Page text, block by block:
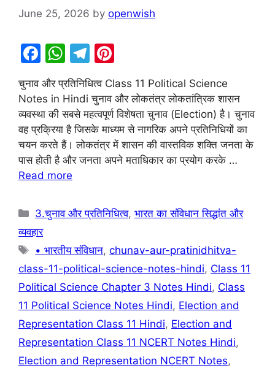
June 25, 2026 by openwish
F
a
c
e
b
o
o
W
h
at
s
A
p
p
T
el
e
gr
a
m
er
e
st
चुनाव और प्रतिनिधित्व Class 11 Political Science
Notes in Hindi चुनाव और लोकतंत्र लोकतांत्रिक शासन
व्यवस्था की सबसे महत्वपूर्ण विशेषता चुनाव (Election) है। चुनाव
वह प्रक्रिया है जिसके माध्यम से नागरिक अपने प्रतिनिधियों का
चयन करते हैं। लोकतंत्र में शासन की वास्तविक शक्ति जनता के
पास होती है और जनता अपने मताधिकार का प्रयोग करके …
Read more
Categories
3.चुनाव और प्रतिनिधित्व,भारत का संविधान सिद्धांत और
व्यवहार
Tags
• भारतीय संविधान,chunav-aur-pratinidhitva-
class-11-political-science-notes-hindi, Class 11
Political Science Chapter 3 Notes Hindi, Class
11 Political Science Notes Hindi, Election and
Representation Class 11 Hindi, Election and
Representation Class 11 NCERT Notes Hindi,
Election and Representation NCERT Notes,